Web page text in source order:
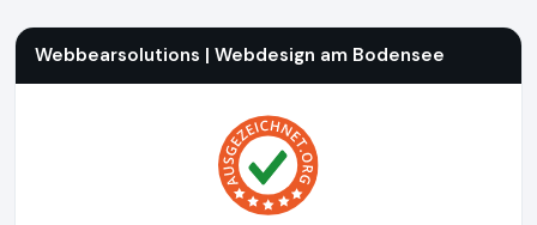
Webbearsolutions | Webdesign am Bodensee